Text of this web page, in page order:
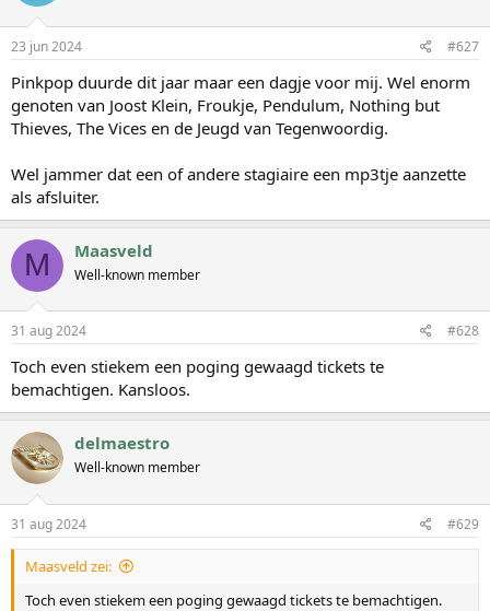
23 jun 2024 #627
Pinkpop duurde dit jaar maar een dagje voor mij. Wel enorm
genoten van Joost Klein, Froukje, Pendulum, Nothing but
Thieves, The Vices en de Jeugd van Tegenwoordig.
Wel jammer dat een of andere stagiaire een mp3tje aanzette
als afsluiter.
M Maasveld
Well-known member
31 aug 2024 #628
Toch even stiekem een poging gewaagd tickets te
bemachtigen. Kansloos.
delmaestro
Well-known member
31 aug 2024 #629
Maasveld zei:
Toch even stiekem een poging gewaagd tickets te bemachtigen.